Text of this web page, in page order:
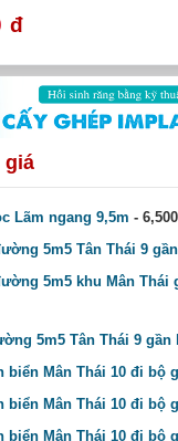
đ
giá
Lãm ngang 9,5m -
5m5 Tân Thái 9
5m5 khu Mân Thái
5m5 Tân Thái 9 gần
biển Mân Thái 10 đi bộ
biển Mân Thái 10 đi bộ
biển Mân Thái 10 đi bộ